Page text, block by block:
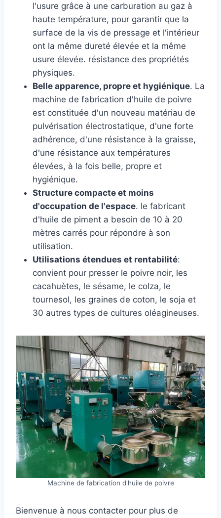
l'usure grâce à une carburation au gaz à
haute température, pour garantir que la
surface de la vis de pressage et l'intérieur
ont la même dureté élevée et la même
usure élevée. résistance des propriétés
physiques.
Belle apparence, propre et hygiénique. La
machine de fabrication d'huile de poivre
est constituée d'un nouveau matériau de
pulvérisation électrostatique, d'une forte
adhérence, d'une résistance à la graisse,
d'une résistance aux températures
élevées, à la fois belle, propre et
hygiénique.
Structure compacte et moins
d'occupation de l'espace. le fabricant
d'huile de piment a besoin de 10 à 20
mètres carrés pour répondre à son
utilisation.
Utilisations étendues et rentabilité:
convient pour presser le poivre noir, les
cacahuètes, le sésame, le colza, le
tournesol, les graines de coton, le soja et
30 autres types de cultures oléagineuses.
Machine de fabrication d'huile de poivre
Bienvenue à nous contacter pour plus de